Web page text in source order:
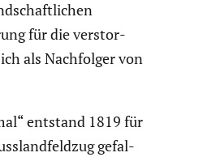
für die verstor­
als Nachfolger von
entstand 1819 für
gefal­